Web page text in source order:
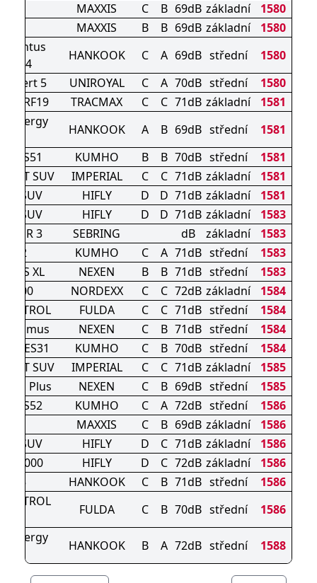
MAXXIS C B 69dB základní
1580
MAXXIS B B 69dB základní
1580
Ventus
HANKOOK C A 69dB střední
1580
5
UNIROYAL C A 70dB střední
1580
RF19
TRACMAX C C 71dB základní
1581
Kinergy
HANKOOK A B 69dB střední
1581
HS51
KUMHO B B 70dB střední
1581
SUV
IMPERIAL C C 71dB základní
1581
SUV
HIFLY D D 71dB základní
1581
SUV
HIFLY D D 71dB základní
1583
3
SEBRING dB základní
1583
KUMHO C A 71dB střední
1583
S XL
NEXEN B B 71dB střední
1583
NORDEXX C C 72dB základní
1584
FULDA C C 71dB střední
1584
Primus
NEXEN C B 71dB střední
1584
ES31
KUMHO C B 70dB střední
1584
SUV
IMPERIAL C C 71dB základní
1585
HD Plus
NEXEN C B 69dB střední
1585
HS52
KUMHO C A 72dB střední
1586
MAXXIS C B 69dB základní
1586
SUV
HIFLY D C 71dB základní
1586
HIFLY D C 72dB základní
1586
K435
HANKOOK C B 71dB střední
1586
FULDA C B 70dB střední
1586
Kinergy
HANKOOK B A 72dB střední 1588